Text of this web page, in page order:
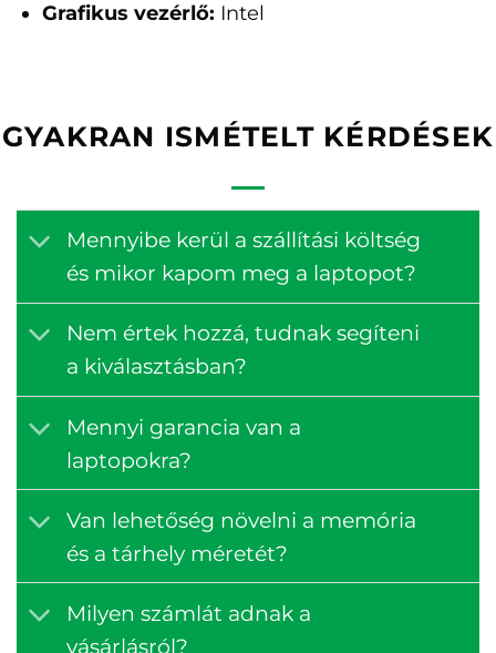
Grafikus vezérlő: Intel
GYAKRAN ISMÉTELT KÉRDÉSEK
Mennyibe kerül a szállítási költség
és mikor kapom meg a laptopot?
Nem értek hozzá, tudnak segíteni
a kiválasztásban?
Mennyi garancia van a
laptopokra?
Van lehetőség növelni a memória
és a tárhely méretét?
Milyen számlát adnak a
vásárlásról?